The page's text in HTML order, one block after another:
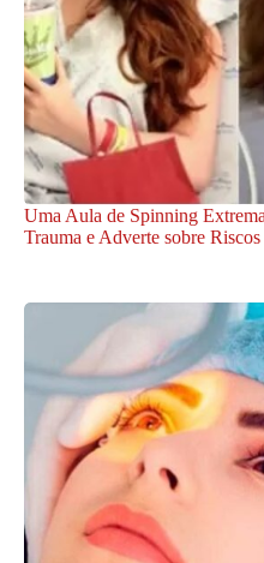
Uma Aula de Spinning
Trauma e Adverte sobre